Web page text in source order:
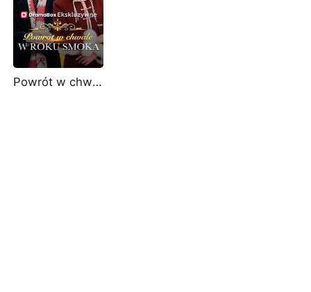
Powrót w chwale w Roku Smoka